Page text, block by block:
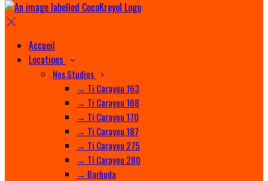
Accueil
Locations
Nos Studios
→ Ti Carayou 163
→ Ti Carayou 168
→ Ti Carayou 170
→ Ti Carayou 187
→ Ti Carayou 275
→ Ti Carayou 280
→ Barbuda